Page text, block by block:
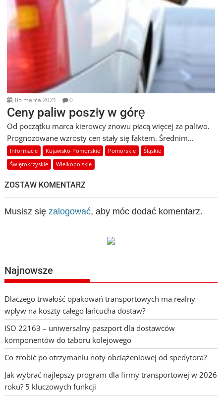
05 marca 2021 0
Ceny paliw poszły w górę
Od początku marca kierowcy znowu płacą więcej za paliwo.
Prognozowane wzrosty cen stały się faktem. Średnim...
Informacje Kujawsko-Pomorskie Pomorskie
Śląskie
Świętokrzyskie
Wielkopolskie
ZOSTAW KOMENTARZ
Musisz się zalogować, aby móc dodać komentarz.
Najnowsze
Dlaczego trwałość opakowań transportowych ma realny
wpływ na koszty całego łańcucha dostaw?
ISO 22163 – uniwersalny paszport dla dostawców
komponentów do taboru kolejowego
Co zrobić po otrzymaniu noty obciążeniowej od spedytora?
Jak wybrać najlepszy program dla firmy transportowej w 2026
roku? 5 kluczowych funkcji